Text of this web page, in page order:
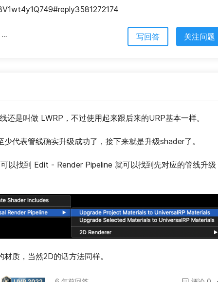
写回答 关注问题
是叫做 LWRP，不过使用起来跟后来的URP基本一样。
代表管线确实升级成功了，接下来就是升级shader了。
以找到 Edit - Render Pipeline 就可以找到先对应的管线升级
质，当然2D的话方法同样。